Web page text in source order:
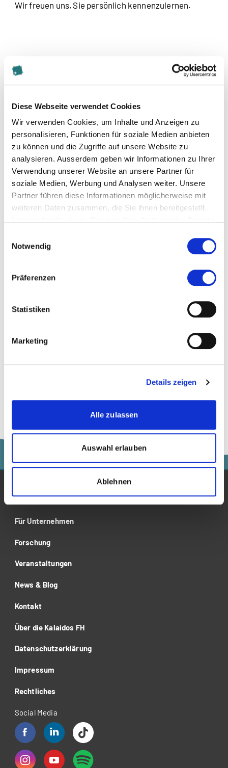
Diese Webseite verwendet Cookies
Wir verwenden Cookies, um Inhalte und Anzeigen zu
personalisieren, Funktionen für soziale Medien anbieten
zu können und die Zugriffe auf unsere Website zu
analysieren. Ausserdem geben wir Informationen zu Ihrer
Verwendung unserer Website an unsere Partner für
soziale Medien, Werbung und Analysen weiter. Unsere
Partner führen diese Informationen möglicherweise mit
weiteren Daten zusammen, die Sie ihnen bereitgestellt
Notwendig
Präferenzen
Statistiken
Marketing
Details zeigen
Alle zulassen
Auswahl erlauben
Ablehnen
Wir freuen uns, Sie persönlich kennenzulernen.
Diese Seite teilen
Zur Merkliste hinzufügen
Themen die der Veranstaltung zugeordnet sind:
Recht
SIST Schweizerisches Institut für Steuerrecht
8050 Zürich
Studium
Für Unternehmen
Forschung
Veranstaltungen
News & Blog
Kontakt
Über die Kalaidos FH
Datenschutzerklärung
Impressum
Rechtliches
Social Media